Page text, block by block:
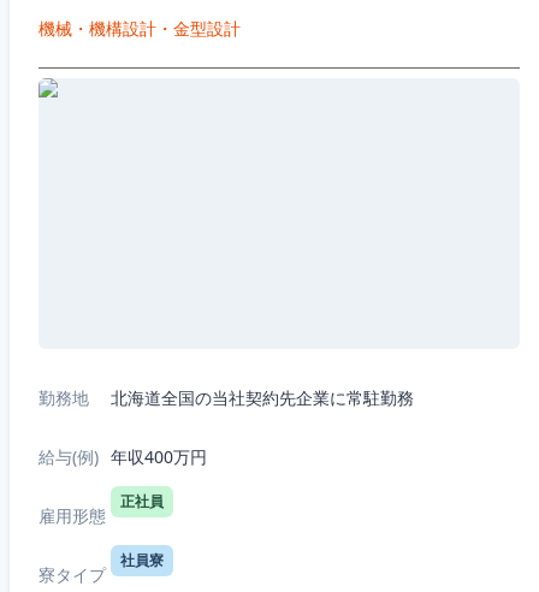
機械・機構設計・金型設計
勤務地 北海道全国の当社契約先企業に常駐勤務
給与(例) 年収400万円
雇用形態
正社員
寮タイプ
社員寮